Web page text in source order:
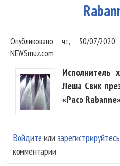
Опубликованочт, 30/07/
NEWSmuz.com
Исполнитель
Леша Свик
«Paco
Войдите или зарегистрируйтесь
комментарии